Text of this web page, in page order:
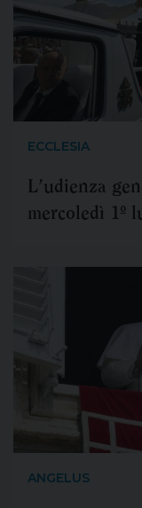
ECCLESIA
L’udienza
mercoledì 1º
ANGELUS